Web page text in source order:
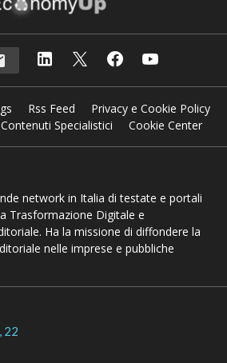
Rss Feed
Privacy e Cookie Policy
Specialistici
Cookie Center
network in Italia di testate e portali
Trasformazione Digitale e
Ha la missione di diffondere la
nelle imprese e pubbliche
22